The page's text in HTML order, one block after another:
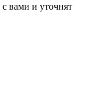
вами и уточнят